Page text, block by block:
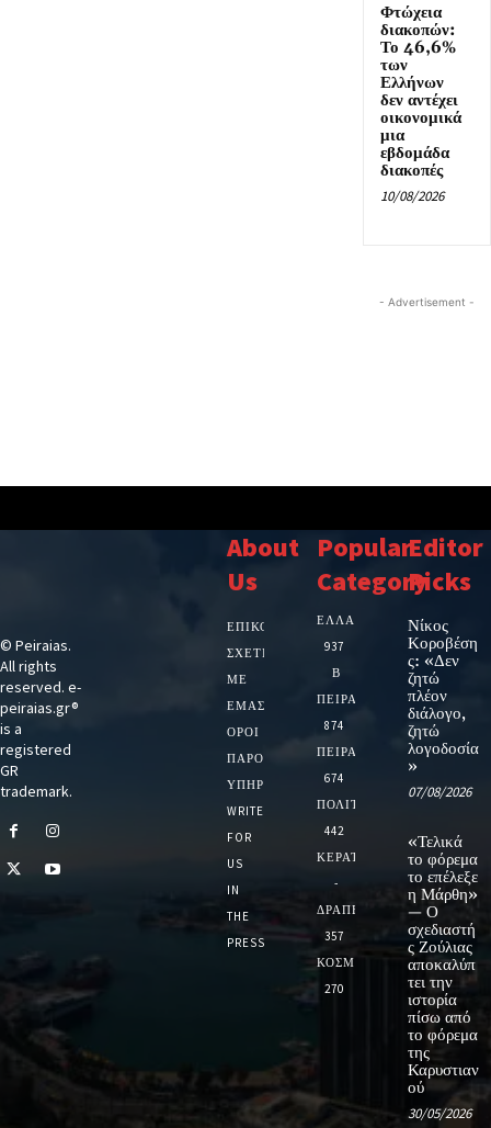
Φτώχεια
διακοπών:
Το 46,6%
των
Ελλήνων
δεν αντέχει
οικονομικά
μια
εβδομάδα
διακοπές
10/08/2026
- Advertisement -
© Peiraias.
All rights
reserved. e-
peiraias.gr®
is a
registered
GR
trademark.
About
Us
ΕΠΙΚΟΙΝΩΝΙΑ
ΣΧΕΤΙΚΆ
ΜΕ
ΕΜΆΣ
ΌΡΟΙ
ΠΑΡΟΧΉΣ
ΥΠΗΡΕΣΙΏΝ
WRITE
FOR
US
IN
THE
PRESS
Popular
Category
ΕΛΛΑΔΑ
937
Β
ΠΕΙΡΑΙΑ
874
ΠΕΙΡΑΙΑΣ
674
ΠΟΛΙΤΙΚΗ
442
ΚΕΡΑΤΣΙΝΙ
-
ΔΡΑΠΕΤΣΩΝΑ
357
ΚΟΣΜΟΣ
270
Editor
Picks
Νίκος
Κοροβέση
ς: «Δεν
ζητώ
πλέον
διάλογο,
ζητώ
λογοδοσία
»
07/08/2026
«Τελικά
το φόρεμα
το επέλεξε
η Μάρθη»
— Ο
σχεδιαστή
ς Ζούλιας
αποκαλύπ
τει την
ιστορία
πίσω από
το φόρεμα
της
Καρυστιαν
ού
30/05/2026